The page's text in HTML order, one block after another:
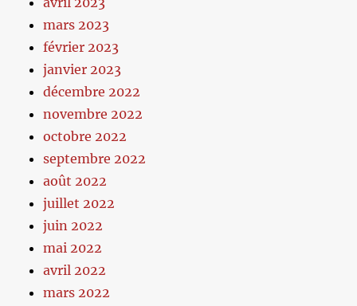
mars 2023
février 2023
janvier 2023
décembre 2022
novembre 2022
octobre 2022
septembre 2022
août 2022
juillet 2022
juin 2022
mai 2022
avril 2022
mars 2022